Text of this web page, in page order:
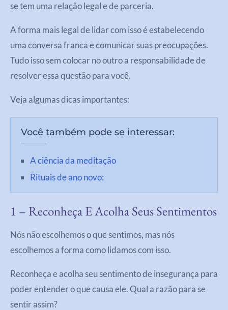
se tem uma relação legal e de parceria.
A forma mais legal de lidar com isso é estabelecendo
uma conversa franca e comunicar suas preocupações.
Tudo isso sem colocar no outro a responsabilidade de
resolver essa questão para você.
Veja algumas dicas importantes:
Você também pode se interessar:
A ciência da meditação
Rituais de ano novo:
1 – Reconheça E Acolha Seus Sentimentos
Nós não escolhemos o que sentimos, mas nós
escolhemos a forma como lidamos com isso.
Reconheça e acolha seu sentimento de insegurança para
poder entender o que causa ele. Qual a razão para se
sentir assim?